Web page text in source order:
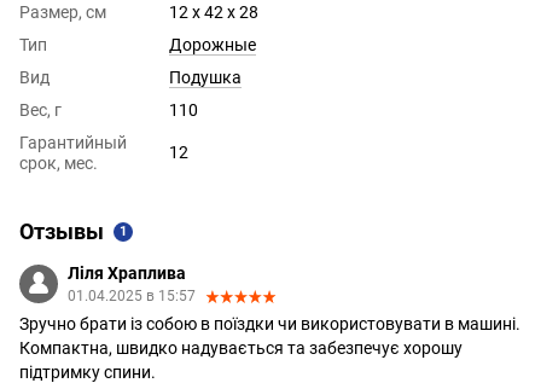
Размер, см
12 х 42 х 28
Тип
Дорожные
Вид
Подушка
Вес, г
110
Гарантийный
срок, мес.
12
Отзывы 1
Ліля Храплива
01.04.2025 в 15:57
Зручно брати із собою в поїздки чи використовувати в машині.
Компактна, швидко надувається та забезпечує хорошу
підтримку спини.